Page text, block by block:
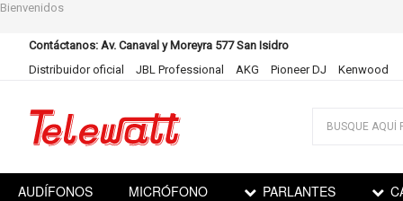
Bienvenidos
Contáctanos: Av. Canaval y Moreyra 577 San Isidro
Distribuidor oficial
JBL Professional AKG Pioneer DJ Kenwood
contenido
AUDÍFONOS MICRÓFONO PARLANTES